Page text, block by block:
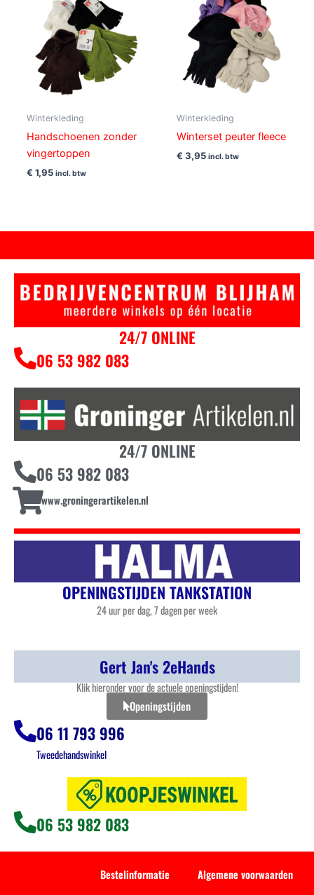
Winterkleding
Handschoenen zonder
vingertoppen
€ 1,95 incl. btw
Winterkleding
Winterset peuter fleece
€ 3,95 incl. btw
24/7 ONLINE
06 53 982 083
24/7 ONLINE
06 53 982 083
www.groningerartikelen.nl
OPENINGSTIJDEN TANKSTATION
24 uur per dag, 7 dagen per week
Gert Jan's 2eHands
Klik hieronder voor de actuele openingstijden!
Openingstijden
06 11 793 996
Tweedehandswinkel
06 53 982 083
Bestelinformatie Algemene voorwaarden